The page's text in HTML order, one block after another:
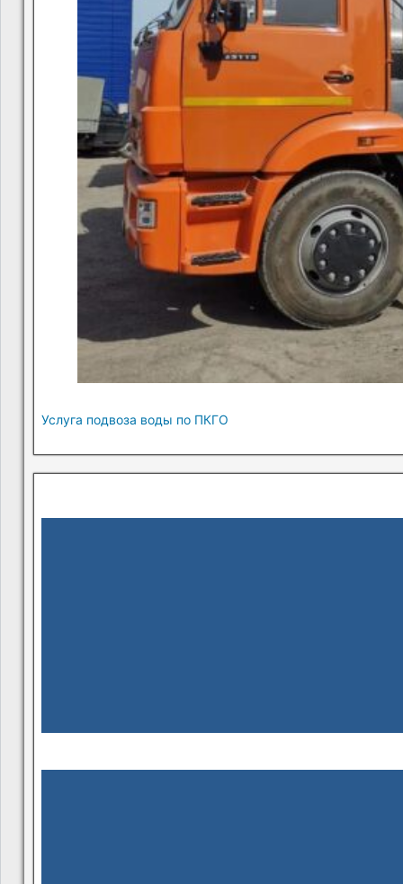
Услуга подвоза воды по ПКГО